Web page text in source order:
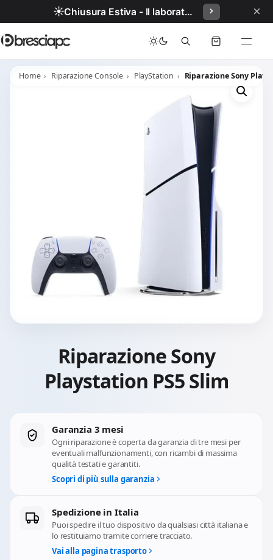
☀️ Chiusura Estiva - Il laboratorio resterà chiuso per ferie dal 29/06/2026 al 05/07/2026 compresi. ×
Home Riparazione Console PlayStation Riparazione Sony
Riparazione Sony
Playstation PS5 Slim
Garanzia 3 mesi
Ogni riparazione è coperta da garanzia di tre mesi per
eventuali malfunzionamenti, con ricambi di massima
qualità testati e garantiti.
Scopri di più sulla garanzia
Spedizione in Italia
Puoi spedire il tuo dispositivo da qualsiasi città italiana e
lo restituiamo tramite corriere tracciato.
Vai alla pagina trasporto